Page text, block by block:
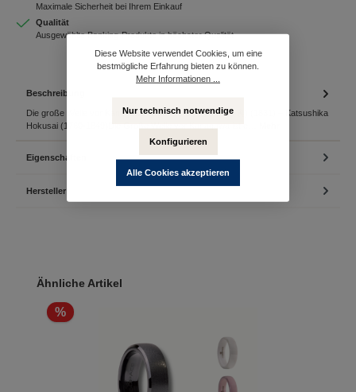
Maximale Sicherheit bei Ihrem Einkauf
Qualität
Ausgewählte Banking-Produkte in höchster Qualität
Beschreibung
Die große Welle vor Kanagawa (japanisch: 神奈川沖浪裏) (1831) – Katsushika
Hokusai (1760-1849)Die Große Welle vor Kanagawa ist e…
Eigenschaften
Hersteller
Produktgalerie überspringen
Ähnliche Artikel
%
Diese Website verwendet Cookies, um eine
bestmögliche Erfahrung bieten zu können.
Mehr Informationen ...
Nur technisch notwendige
Konfigurieren
Alle Cookies akzeptieren